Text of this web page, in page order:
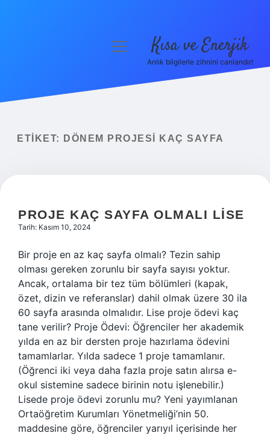
Yasal Uyarı
menüyü
Kısa ve Enerjik
Anlık bilgilerle zihnini canlandır!
ETIKET: DÖNEM PROJESI KAÇ SAYFA
PROJE KAÇ SAYFA OLMALI LISE
Tarih: Kasım 10, 2024
Bir proje en az kaç sayfa olmalı? Tezin sahip
olması gereken zorunlu bir sayfa sayısı yoktur.
Ancak, ortalama bir tez tüm bölümleri (kapak,
özet, dizin ve referanslar) dahil olmak üzere 30 ila
60 sayfa arasında olmalıdır. Lise proje ödevi kaç
tane verilir? Proje Ödevi: Öğrenciler her akademik
yılda en az bir dersten proje hazırlama ödevini
tamamlarlar. Yılda sadece 1 proje tamamlanır.
(Öğrenci iki veya daha fazla proje satın alırsa e-
okul sistemine sadece birinin notu işlenebilir.)
Lisede proje ödevi zorunlu mu? Yeni yayımlanan
Ortaöğretim Kurumları Yönetmeliği’nin 50.
maddesine göre, öğrenciler yarıyıl içerisinde her